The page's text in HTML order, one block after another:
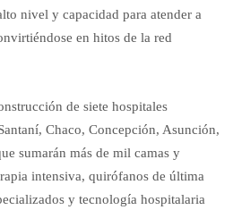
nivel y capacidad para atender a
en hitos de la red
de siete hospitales
Chaco, Concepción, Asunción,
sumarán más de mil camas y
intensiva, quirófanos de última
y tecnología hospitalaria